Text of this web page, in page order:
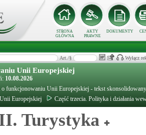
STRONA
GŁÓWNA
AKTY
PRAWNE
DOKUMENTY
Art./§ Wyłącz
Unii Europejskiej
10.08.2026
funkcjonowaniu Unii Europejskiej - tekst
Europejskiej
Część trzecia. Polityka i działania
Turystyka